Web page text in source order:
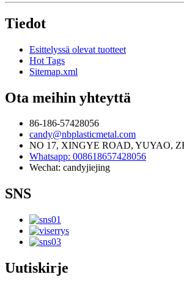
Tiedot
Esittelyssä olevat tuotteet
Hot Tags
Sitemap.xml
Ota meihin yhteyttä
86-186-57428056
candy@nbplasticmetal.com
NO 17, XINGYE ROAD, YUYAO,
Whatsapp: 008618657428056
Wechat: candyjiejing
SNS
Uutiskirje